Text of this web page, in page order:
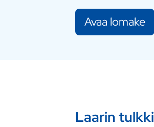
Avaa lomake
Laarin tulkki